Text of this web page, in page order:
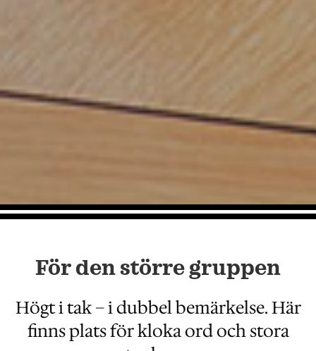
För den större gruppen
Högt i tak – i dubbel bemärkelse. Här
finns plats för kloka ord och stora